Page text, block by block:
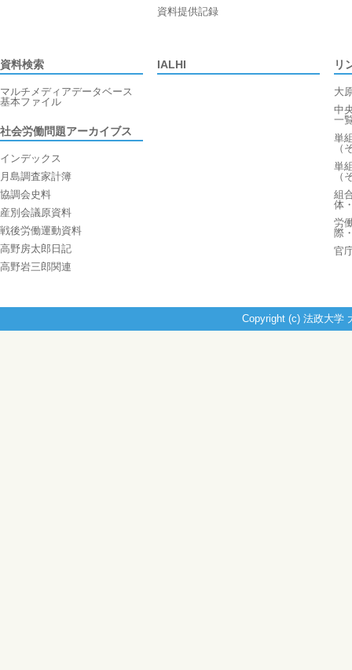
資料提供記録
資料検索
マルチメディアデータベース
基本ファイル
社会労働問題アーカイブス
インデックス
月島調査家計簿
協調会史料
産別会議原資料
戦後労働運動資料
高野房太郎日記
高野岩三郎関連
IALHI リ
大
中
一
単
（
単
（
組
体
労
際
官
Copyright (c) 法政大学